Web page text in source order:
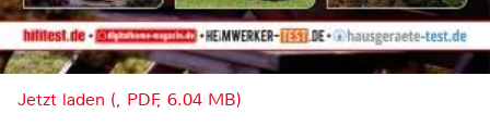
Jetzt laden (, PDF, 6.04 MB)